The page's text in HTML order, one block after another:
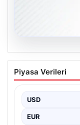
Galatasaray
hesaplarına
Hukuki Adım
Piyasa Verileri
USD
EUR